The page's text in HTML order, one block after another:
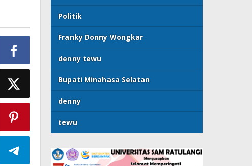
Politik
Franky Donny Wongkar
denny tewu
Bupati Minahasa Selatan
denny
tewu